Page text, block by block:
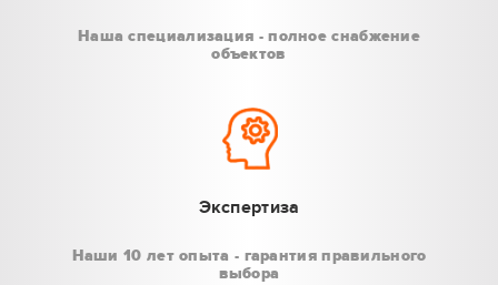
Наша специализация - полное снабжение
объектов
Экспертиза
Наши 10 лет опыта - гарантия правильного
выбора